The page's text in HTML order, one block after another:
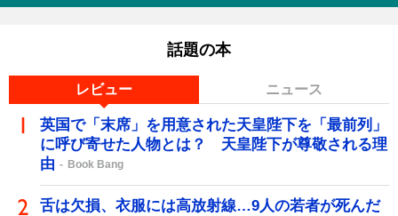
話題の本
レビュー ニュース
英国で「末席」を用意された天皇陛下を「最前列」
に呼び寄せた人物とは？ 天皇陛下が尊敬される理
由
Book Bang
舌は欠損、衣服には高放射線…9人の若者が死んだ